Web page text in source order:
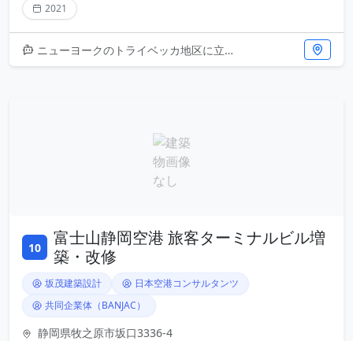
2021
ニューヨークのトライベッカ地区に立つキャスト・アイアン・ハウスは、坂茂による新しい時代の建築傑作です。歴史的な鋳鉄造建築
10
富士山静岡空港 旅客ターミナルビル増
築・改修
坂茂建築設計
日本空港コンサルタンツ
共同企業体（BANJAC）
静岡県牧之原市坂口3336-4